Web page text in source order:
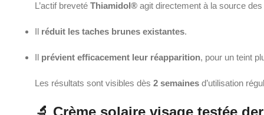
L’actif brevetéThiamidol® agit directement à la source
Il réduit les taches brunes existantes.
Il prévient efficacement leur réapparition, pour un teint
Les résultats sont visibles dès2 semaines d’utilisation